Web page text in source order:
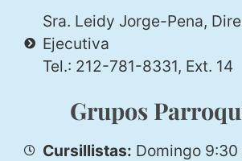
Sra. Leidy Jorge-Pena,
Ejecutiva
Tel.: 212-781-8331, Ext. 14
Grupos
Cursillistas: Domingo 9:30